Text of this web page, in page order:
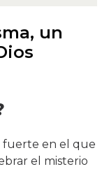
un
fuerte en el que
el misterio